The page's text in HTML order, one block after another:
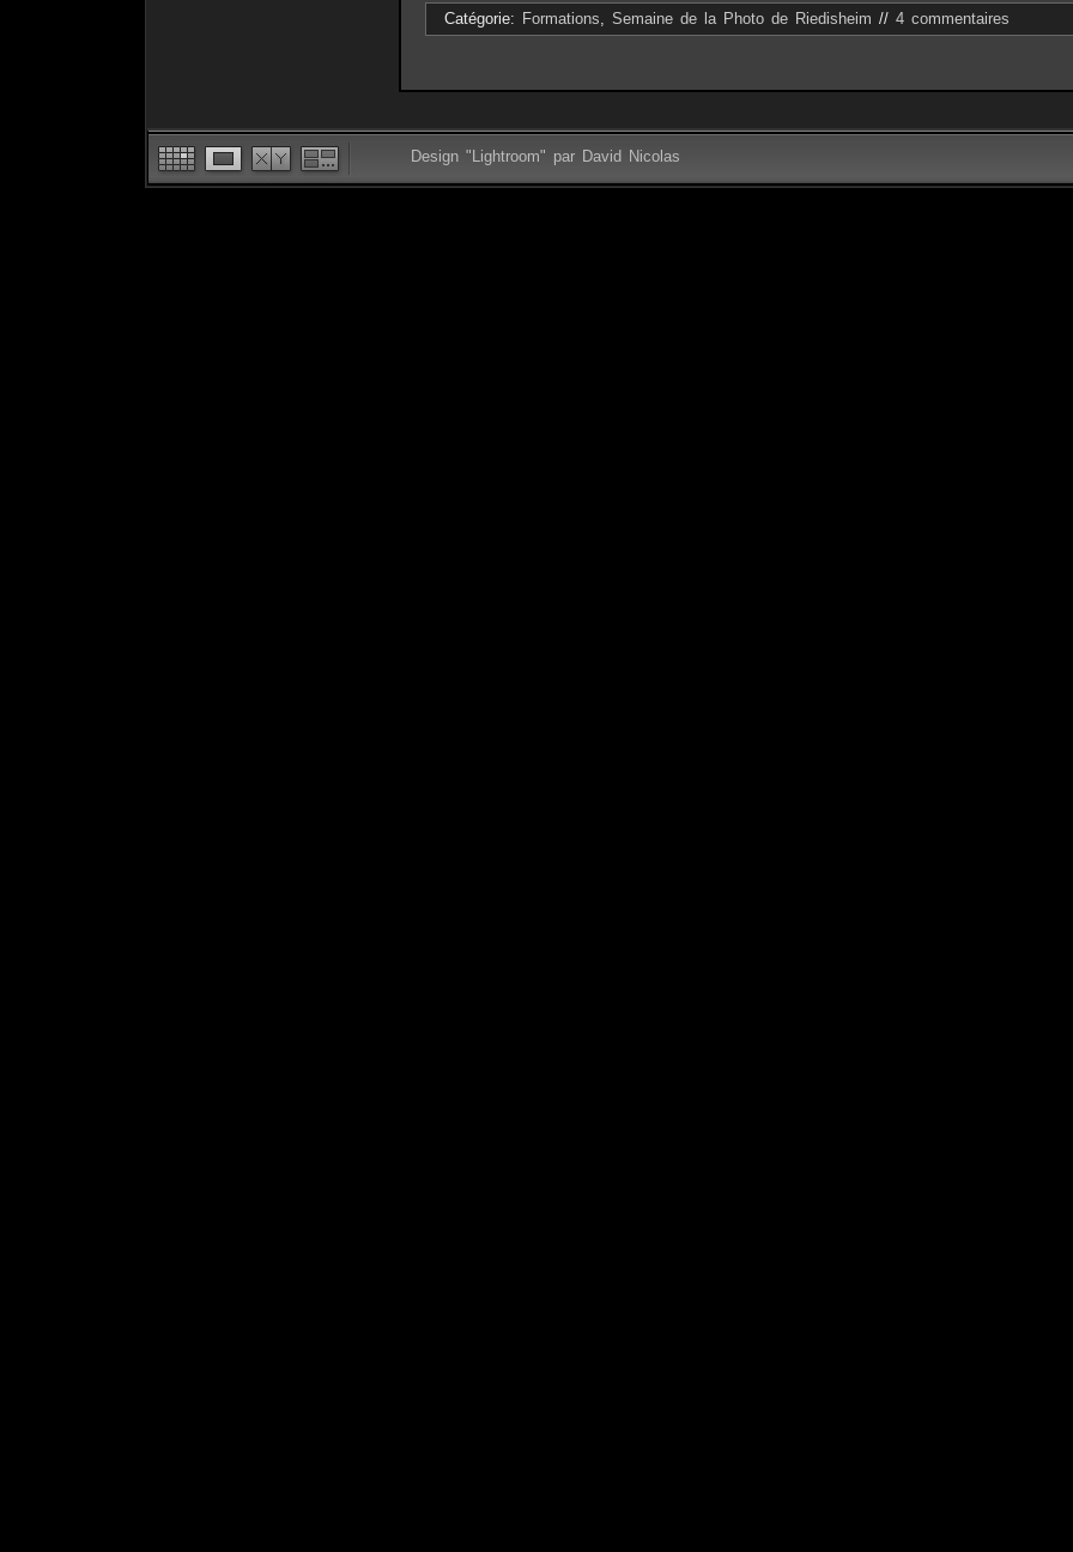
Catégorie: Formations, Semaine de la Photo de Riedisheim // 4 commentaires
Design "Lightroom" par David Nicolas